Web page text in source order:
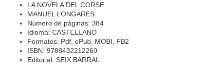
LA NOVELA DEL CORSE
MANUEL LONGARES
Número de páginas: 384
Idioma: CASTELLANO
Formatos: Pdf, ePub, MOBI, FB2
ISBN: 9788432212260
Editorial: SEIX BARRAL